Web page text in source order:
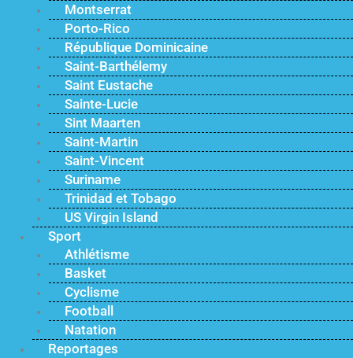
Montserrat
Porto-Rico
République Dominicaine
Saint-Barthélemy
Saint Eustache
Sainte-Lucie
Sint Maarten
Saint-Martin
Saint-Vincent
Suriname
Trinidad et Tobago
US Virgin Island
Sport
Athlétisme
Basket
Cyclisme
Football
Natation
Reportages